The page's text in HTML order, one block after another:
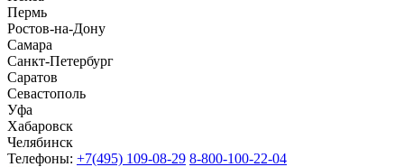
Пермь
Ростов-на-Дону
Самара
Санкт-Петербург
Саратов
Севастополь
Уфа
Хабаровск
Челябинск
Телефоны: +7(495) 109-08-29 8-800-100-22-04